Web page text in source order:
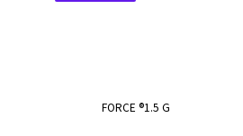
FORCE ®1.5 G